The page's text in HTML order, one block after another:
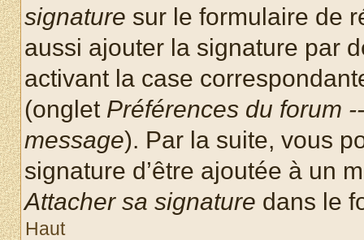
signature sur le formulaire de
aussi ajouter la signature par
activant la case
(onglet Préférences du forum
message). Par la suite, vous
signature d’être ajoutée à un
Attacher sa signature dans le
Haut